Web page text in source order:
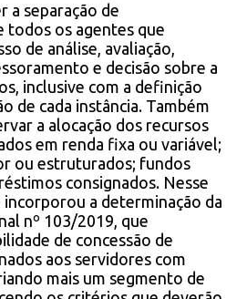
a separação de
todos os agentes que
de análise, avaliação,
e decisão sobre a
inclusive com a definição
de cada instância. Também
a alocação dos recursos
em renda fixa ou variável;
ou estruturados; fundos
consignados. Nesse
incorporou a determinação da
nº 103/2019, que
de concessão de
aos servidores com
mais um segmento de